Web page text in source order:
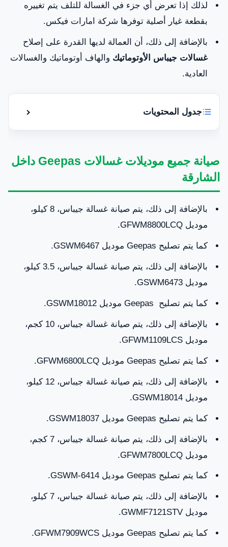
لذلك إذا تعرض أي جزء في الغسالة للتلف يتم تغييره
بقطعة غيار أصلية توفرها شركة امارات فيكس.
بالإضافة إلى ذلك، أن العمالة لديها القدرة على إصلاح
غسالات جيباس الأوتوماتيك والهاف أوتوماتيك والغسالات
العادية.
جدول المحتويات إظهار أو
هل تعاني من أعطال غسالات جيباس وتحتاج شركة
تصليح غسالات جيباس في الشارقة
خدمة عملاء شركة امارات فيكس لصيانة غسالات
صيانة جميع موديلات غسالات Geepas داخل
الشارقة
بالإضافة إلى ذلك، يتم صيانة غسالة جيباس، 8 كيلو،
موديل GFWM8800LCQ.
كما يتم تصليح Geepas موديل GSWM6467.
بالإضافة إلى ذلك، يتم صيانة غسالة جيباس، 3.5 كيلو،
موديل GSWM6473.
كما يتم تصليح Geepas موديل GSWM18012.
بالإضافة إلى ذلك، يتم صيانة غسالة جيباس، 10 كجم،
موديل GFWM1109LCS.
كما يتم تصليح Geepas موديل GFWM6800LCQ.
بالإضافة إلى ذلك، يتم صيانة غسالة جيباس، 12 كيلو،
موديل GSWM18014.
كما يتم تصليح Geepas موديل GSWM18037.
بالإضافة إلى ذلك، يتم صيانة غسالة جيباس، 7 كجم،
موديل GFWM7800LCQ.
كما يتم تصليح Geepas موديل GSWM-6414.
بالإضافة إلى ذلك، يتم صيانة غسالة جيباس، 7 كيلو،
موديل GWMF7121STV.
كما يتم تصليح Geepas موديل GFWM7909WCS.